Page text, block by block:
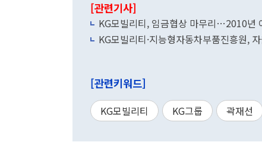
[관련기사]
KG모빌리티, 임금협상 마무리…2010년
KG모빌리티·지능형자동차부품진흥원,
[관련키워드]
KG모빌리티 KG그룹 곽재선